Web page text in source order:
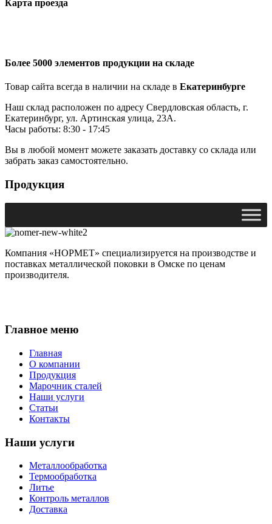
Карта проезда
Более 5000 элементов продукции на складе
Товар сайта всегда в наличии на складе в Екатеринбурге
Наш склад расположен по адресу Свердловская область, г.
Екатеринбург, ул. Артинская улица, 23А.
Часы работы: 8:30 - 17:45
Вы в любой момент можете заказать доставку со склада или
забрать заказ самостоятельно.
Продукция
Компания «НОРМЕТ» специализируется на производстве и
поставках металлической поковки в Омске по ценам
производителя.
Главное меню
Главная
О компании
Продукция
Марочник сталей
Наши услуги
Статьи
Контакты
Наши услуги
Металлообработка
Термообработка
Литье
Контроль металлов
Доставка